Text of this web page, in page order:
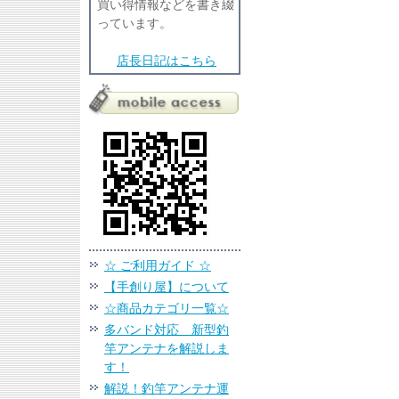
買い得情報などを書き綴
っています。
店長日記はこちら
☆ ご利用ガイド ☆
【手創り屋】について
☆商品カテゴリ一覧☆
多バンド対応 新型釣
竿アンテナを解説しま
す！
解説！釣竿アンテナ運